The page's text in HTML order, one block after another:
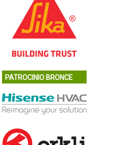
PATROCINIO BRONCE